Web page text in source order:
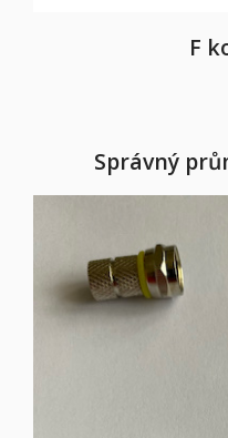
F
Správný